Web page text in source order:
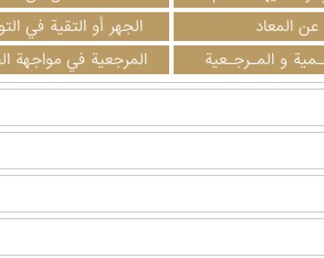
المعاد
الجهر أو التقية في
و المـرجـعية
المرجعية في مواجهة